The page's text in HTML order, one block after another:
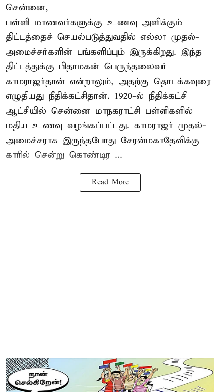
சென்னை,
பள்ளி மாணவர்களுக்கு உணவு அளிக்கும்
திட்டத்தைச் செயல்படுத்துவதில் எல்லா முதல்-
அமைச்சர்களின் பங்களிப்பும் இருக்கிறது. இந்த
திட்டத்துக்கு பிதாமகன் பெருந்தலைவர்
காமராஜர்தான் என்றாலும், அதற்கு தொடக்கவுரை
எழுதியது நீதிக்கட்சிதான். 1920-ல் நீதிக்கட்சி
ஆட்சியில் சென்னை மாநகராட்சி பள்ளிகளில்
மதிய உணவு வழங்கப்பட்டது. காமராஜர் முதல்-
அமைச்சராக இருந்தபோது சேரன்மகாதேவிக்கு
காரில் சென்று கொண்டிர ...
Read More